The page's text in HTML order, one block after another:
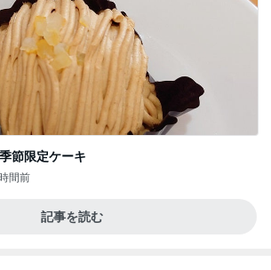
節限定ケーキ
間前
記事を読む